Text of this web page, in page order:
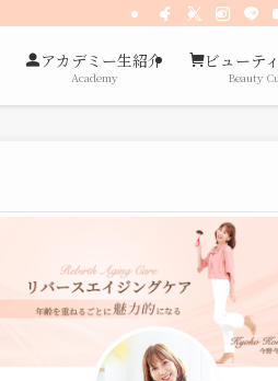
アカデミー生紹介
Academy
ビューテ
Beauty